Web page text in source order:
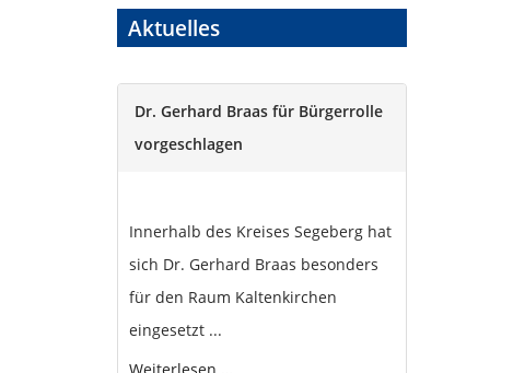
Aktuelles
Dr. Gerhard Braas für Bürgerrolle
vorgeschlagen
Innerhalb des Kreises Segeberg hat
sich Dr. Gerhard Braas besonders
für den Raum Kaltenkirchen
eingesetzt ...